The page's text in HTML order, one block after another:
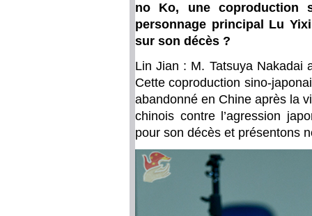
no Ko, une coproduction
personnage principal Lu
sur son décès ?
Lin Jian : M. Tatsuya Nakadai
Cette coproduction sino-
abandonné en Chine après la
chinois contre l’agression
pour son décès et présentons